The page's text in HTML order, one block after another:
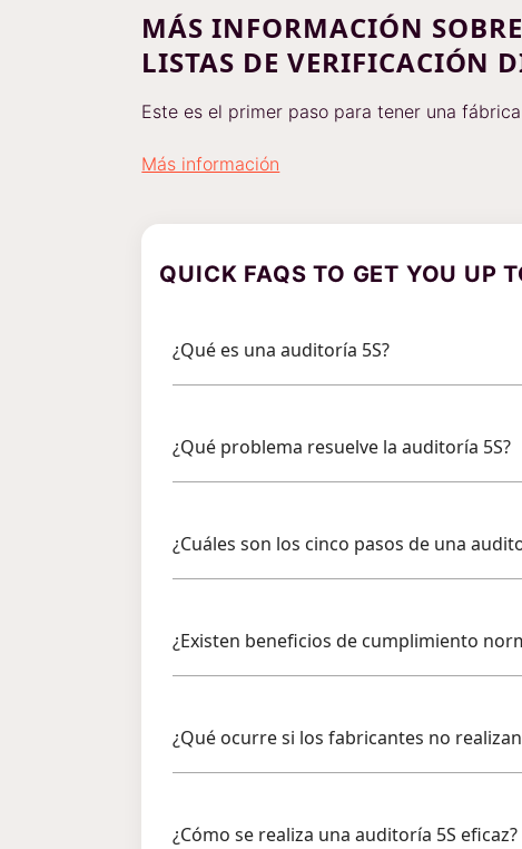
MÁS INFORMACIÓN
LISTAS DE VERIFICACIÓN
Este es el primer paso para tener una
Más información
QUICK FAQS TO GET YOU UP
¿Qué es una auditoría 5S?
¿Qué problema resuelve la auditoría 5S?
¿Cuáles son los cinco pasos de una
¿Existen beneficios de cumplimiento
¿Qué ocurre si los fabricantes no
¿Cómo se realiza una auditoría 5S eficaz?